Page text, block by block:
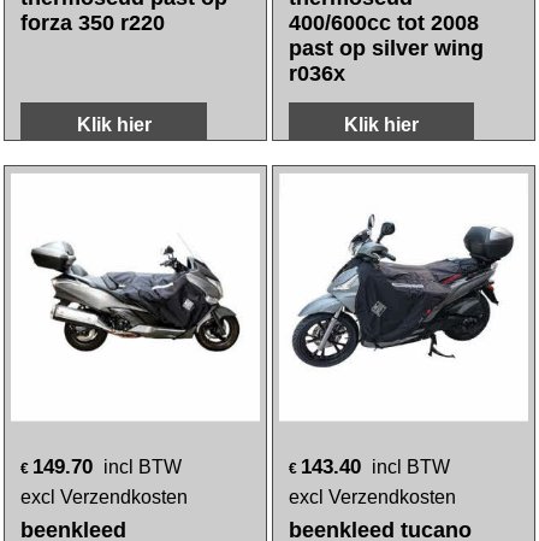
148.65 incl BTW
beenkleed tucano
thermoscud past op
forza 350 r220
147.80 incl BTW
excl Verzendkosten
beenkleed Tucano
thermoscud
400/600cc tot 2008
past op silver wing
Klik hier